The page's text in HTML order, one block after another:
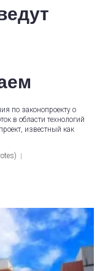
по законопроекту о
в области технологий
известный как
)